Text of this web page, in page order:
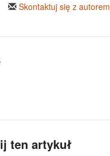
Skontaktuj się z autorem
ten artykuł